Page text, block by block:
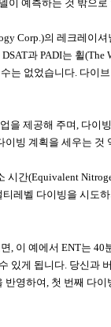
이 예측하는 것 밖으
Corp.)의 레크레이셔
DSAT과 PADI는 휠(The
는 없었습니다. 다이
을 제공해 주며, 다이
이빙 계획을 세우는 것
시간(Equivalent
레벨 다이빙을 시도
, 이 예에서 ENT는 40
있게 됩니다. 당신과
반영하여, 첫 번째 다이